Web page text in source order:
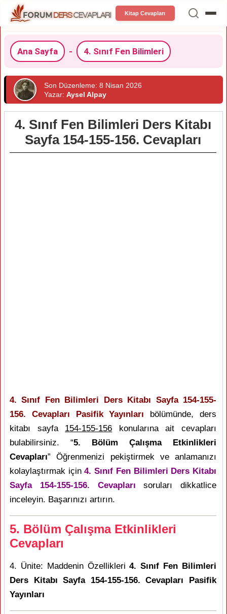
Kitap Cevapları
Ana Sayfa - 4. Sınıf Fen Bilimleri
Son Düzenleme: 8 Nisan 2026
Yazar: Aysel Alpay
4. Sınıf Fen Bilimleri Ders Kitabı
Sayfa 154-155-156. Cevapları
4. Sınıf Fen Bilimleri Ders Kitabı Sayfa 154-155-
156. Cevapları Pasifik Yayınları bölümünde, ders
kitabı sayfa 154-155-156 konularına ait cevapları
bulabilirsiniz. “5. Bölüm Çalışma Etkinlikleri
Cevapları” Öğrenmenizi pekiştirmek ve anlamanızı
kolaylaştırmak için4. Sınıf Fen Bilimleri Ders Kitabı
Sayfa 154-155-156. Cevapları soruları dikkatlice
inceleyin. Başarınızı artırın.
5. Bölüm Çalışma Etkinlikleri
Cevapları
4. Ünite: Maddenin Özellikleri4. Sınıf Fen Bilimleri
Ders Kitabı Sayfa 154-155-156. Cevapları Pasifik
Yayınları